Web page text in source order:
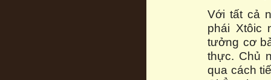
Với tất cả
phái Xtôic
tưởng cơ
thực. Chủ
qua cách